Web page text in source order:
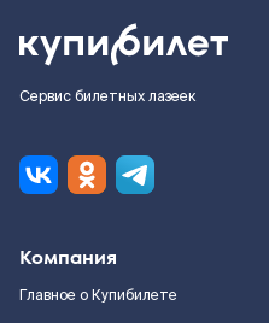
Сервис билетных лазеек
Компания
Главное о Купибилете